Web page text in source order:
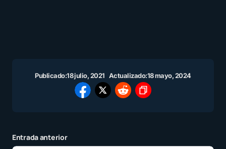
Publicado:18 julio, 2021 Actualizado:18 mayo, 2024
Entrada anterior